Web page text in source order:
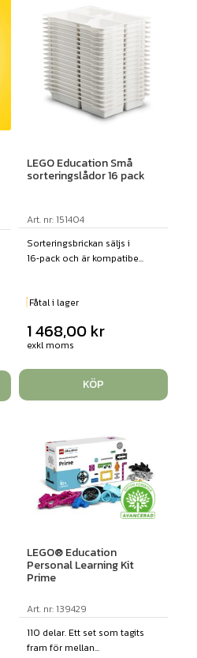
LEGO Education Små
sorteringslådor 16 pack
Art. nr: 151404
Sorteringsbrickan säljs i
16‑pack och är kompatibe...
Fåtal i lager
1 468,00 kr
exkl moms
KÖP
LEGO® Education
Personal Learning Kit
Prime
Art. nr: 139429
110 delar. Ett set som tagits
fram för mellan...